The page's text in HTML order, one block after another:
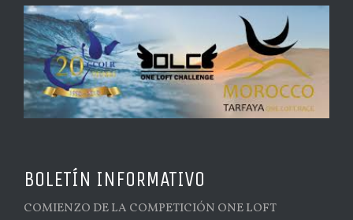
BOLETÍN INFORMATIVO
COMIENZO DE LA COMPETICIÓN ONE LOFT